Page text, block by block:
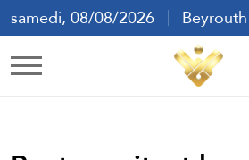
samedi, 08/08/2026
ع